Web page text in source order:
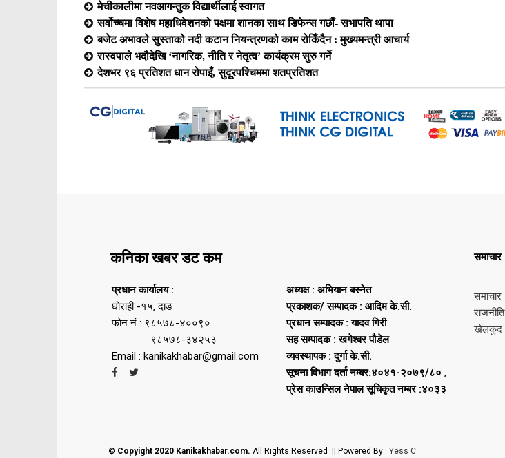
मेचीकालीमा नवआगन्तुक विद्यार्थीलाई स्वागत
सर्वोच्चमा विशेष महाधिवेशनको पक्षमा शानका साथ डिफेन्स गर्छौं- सभापति थापा
बजेट अभावले सुस्ताको नदी कटान नियन्त्रणको काम रोकिँदैन : मुख्यमन्त्री आचार्य
रास्वपाले भदौदेखि ‘नागरिक, नीति र नेतृत्व’ कार्यक्रम सुरु गर्ने
देशभर ९६ प्रतिशत धान रोपाइँ, सुदूरपश्चिममा शतप्रतिशत
कनिका खबर डट कम
प्रधान कार्यालय :
घोराही -१५, दाङ
फोन नं : ९८५७८-४००९०
९८५७८-३४२५३
Email : kanikakhabar@gmail.com
अध्यक्ष : अभियान बस्नेत
प्रकाशक/ सम्पादक : आदिम के.सी.
प्रधान सम्पादक : यादव गिरी
सह सम्पादक : खगेश्वर पौडेल
व्यवस्थापक : दुर्गा के.सी.
सूचना विभाग दर्ता नम्बर:४०४१-२०७९/८० ,
प्रेस काउन्सिल नेपाल सूचिकृत नम्बर :४०३३
समाचार
समाचार
राजनीति
खेलकुद
© Copyight 2020 Kanikakhabar.com. All Rights Reserved || Powered By : Yess C